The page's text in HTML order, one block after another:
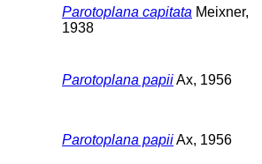
Parotoplana capitata Meixner,
1938
Parotoplana papiiAx, 1956
Parotoplana papiiAx, 1956